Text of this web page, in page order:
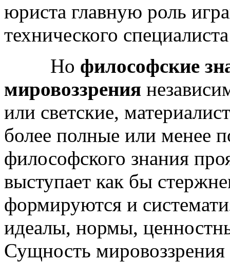
юриста главную роль
технического
Но философские
мировоззрения
или светские,
более полные или менее
философского знания
выступает как бы
формируются и
идеалы, нормы,
Сущность